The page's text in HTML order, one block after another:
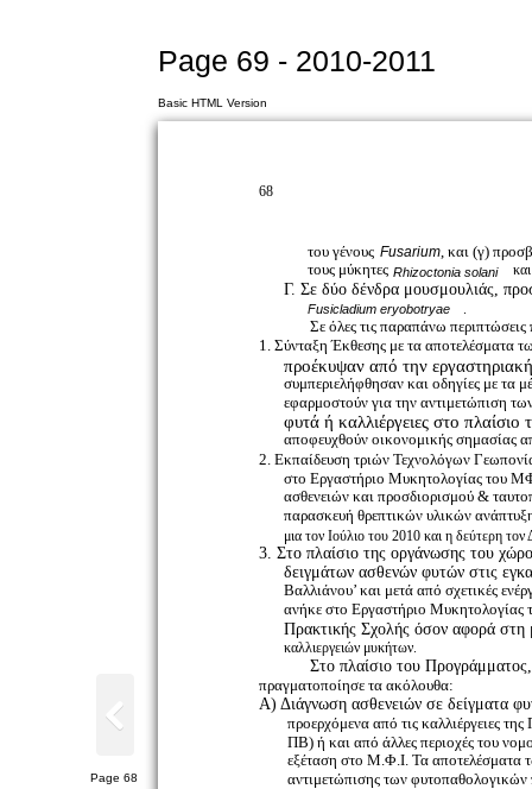
Page 69 - 2010-2011
Basic HTML Version
68
του γένους Fusarium, και (γ)
τους μύκητες Rhizoctonia solani και
Γ. Σε δύο δένδρα μουσμουλιάς,
Fusicladium eryobotryae
Σε όλες τις παραπάνω
1. Σύνταξη Έκθεσης με τα αποτελέσματα
προέκυψαν από την
συμπεριελήφθησαν και οδηγίες με τα
εφαρμοστούν για την αντιμετώπιση
φυτά ή καλλιέργειες στο
αποφευχθούν οικονομικής σημασίας
2. Εκπαίδευση τριών Τεχνολόγων
στο Εργαστήριο Μυκητολογίας του
ασθενειών και προσδιορισμού &
παρασκευή θρεπτικών υλικών
μια τον Ιούλιο του 2010 και η δεύτερη
3. Στο πλαίσιο της οργάνωσης του
δειγμάτων ασθενών φυτών στις
Βαλλιάνου’ και μετά από σχετικές
ανήκε στο Εργαστήριο Μυκητολογίας
Πρακτικής Σχολής όσον αφορά στη
καλλιεργειών μυκήτων.
Στo πλαίσιo του
πραγματοποίησε τα ακόλουθα:
Α) Διάγνωση ασθενειών σε δείγματα
προερχόμενα από τις καλλιέργειες
ΠΒ) ή και από άλλες περιοχές του
εξέταση στο Μ.Φ.Ι. Τα αποτελέσματα
αντιμετώπισης των
Page 68